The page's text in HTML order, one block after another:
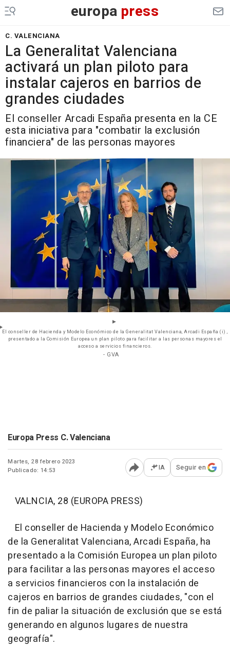
europa press
C. VALENCIANA
La Generalitat Valenciana
activará un plan piloto para
instalar cajeros en barrios de
grandes ciudades
El conseller Arcadi España presenta en la CE
esta iniciativa para "combatir la exclusión
financiera" de las personas mayores
El conseller de Hacienda y Modelo Económico de la Generalitat Valenciana, Arcadi España (i) ,
presentado a la Comisión Europea un plan piloto para facilitar a las personas mayores el
acceso a servicios financieros.
- GVA
Europa Press C. Valenciana
Martes, 28 febrero 2023
Publicado: 14:53
Abrir opciones para
IA Seguir en
VALNCIA, 28 (EUROPA PRESS)
El conseller de Hacienda y Modelo Económico
de la Generalitat Valenciana, Arcadi España, ha
presentado a la Comisión Europea un plan piloto
para facilitar a las personas mayores el acceso
a servicios financieros con la instalación de
cajeros en barrios de grandes ciudades, "con el
fin de paliar la situación de exclusión que se está
generando en algunos lugares de nuestra
geografía".